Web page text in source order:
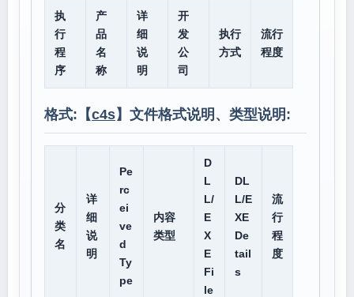
执
行
程
序
产
品
名
称
详
细
说
明
开
发
公
司
执行
方式
流行
程度
格式:【c4s】文件格式说明、类型说明:
分
类
名
详
细
说
明
Pe
rc
ei
ve
d
Ty
pe
内容
类型
D
L
L/
E
X
E
Fi
le
DL
L/E
XE
De
tail
s
流
行
程
度